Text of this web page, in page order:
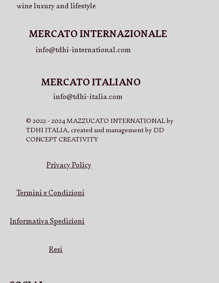
wine luxury and lifestyle
MERCATO INTERNAZIONALE
info@tdhi-international.com
MERCATO ITALIANO
info@tdhi-italia.com
© 2022 - 2024 MAZZUCATO INTERNATIONAL by
TDHI ITALIA, created and management by DD
CONCEPT CREATIVITY
Privacy Policy
Termini e Condizioni
Informativa Spedizioni
Resi